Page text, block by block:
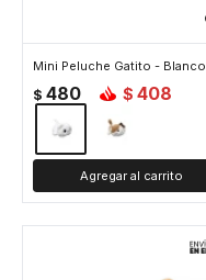
Mini Peluche Gatito - Blanco
$ 480 $ 408